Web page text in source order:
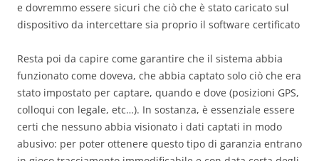
e dovremmo essere sicuri che ciò che è stato caricato sul
dispositivo da intercettare sia proprio il software certificato
Resta poi da capire come garantire che il sistema abbia
funzionato come doveva, che abbia captato solo ciò che era
stato impostato per captare, quando e dove (posizioni GPS,
colloqui con legale, etc…). In sostanza, è essenziale essere
certi che nessuno abbia visionato i dati captati in modo
abusivo: per poter ottenere questo tipo di garanzia entrano